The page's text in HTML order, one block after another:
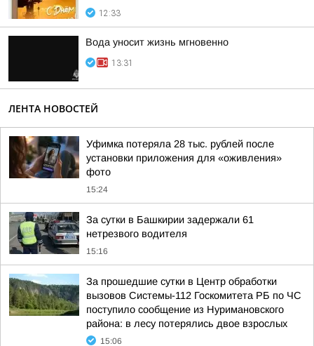
12:33
Вода уносит жизнь мгновенно
13:31
ЛЕНТА НОВОСТЕЙ
Уфимка потеряла 28 тыс. рублей после
установки приложения для «оживления»
фото
15:24
За сутки в Башкирии задержали 61
нетрезвого водителя
15:16
За прошедшие сутки в Центр обработки
вызовов Системы-112 Госкомитета РБ по ЧС
поступило сообщение из Нуримановского
района: в лесу потерялись двое взрослых
15:06